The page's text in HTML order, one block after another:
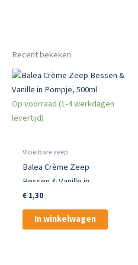
Recent bekeken
Op voorraad (1-4 werkdagen
levertijd)
Vloeibare zeep
Balea Crème Zeep
Bessen & Vanille in
Pompje, 500ml
€1,30
In winkelwagen